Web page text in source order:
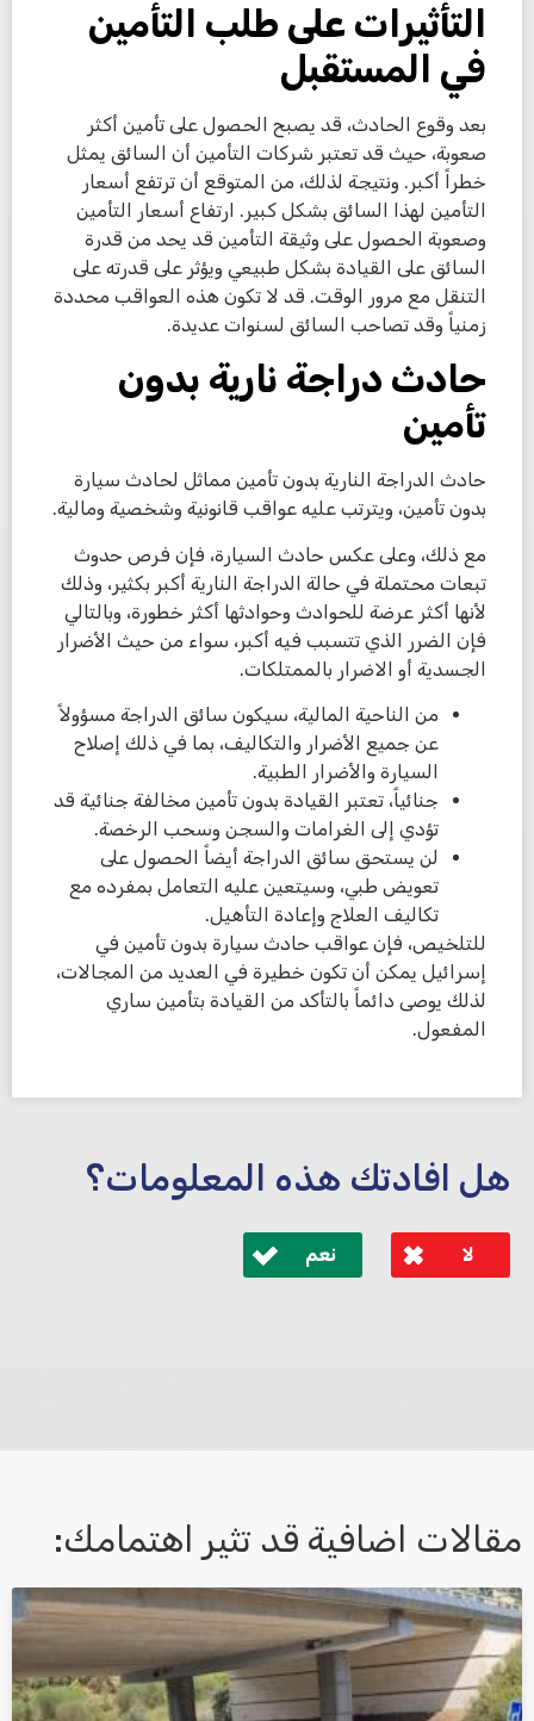
التأثيرات على طلب التأمين
في المستقبل
بعد وقوع الحادث، قد يصبح الحصول على تأمين أكثر
صعوبة، حيث قد تعتبر شركات التأمين أن السائق يمثل
خطراً أكبر. ونتيجة لذلك، من المتوقع أن ترتفع أسعار
التأمين لهذا السائق بشكل كبير. ارتفاع أسعار التأمين
وصعوبة الحصول على وثيقة التأمين قد يحد من قدرة
السائق على القيادة بشكل طبيعي ويؤثر على قدرته على
التنقل مع مرور الوقت. قد لا تكون هذه العواقب محددة
زمنياً وقد تصاحب السائق لسنوات عديدة.
حادث دراجة نارية بدون
تأمين
حادث الدراجة النارية بدون تأمين مماثل لحادث سيارة
بدون تأمين، ويترتب عليه عواقب قانونية وشخصية ومالية.
مع ذلك، وعلى عكس حادث السيارة، فإن فرص حدوث
تبعات محتملة في حالة الدراجة النارية أكبر بكثير، وذلك
لأنها أكثر عرضة للحوادث وحوادثها أكثر خطورة، وبالتالي
فإن الضرر الذي تتسبب فيه أكبر، سواء من حيث الأضرار
الجسدية أو الاضرار بالممتلكات.
من الناحية المالية، سيكون سائق الدراجة مسؤولاً
عن جميع الأضرار والتكاليف، بما في ذلك إصلاح
السيارة والأضرار الطبية.
جنائياً، تعتبر القيادة بدون تأمين مخالفة جنائية قد
تؤدي إلى الغرامات والسجن وسحب الرخصة.
لن يستحق سائق الدراجة أيضاً الحصول على
تعويض طبي، وسيتعين عليه التعامل بمفرده مع
تكاليف العلاج وإعادة التأهيل.
للتلخيص، فإن عواقب حادث سيارة بدون تأمين في
إسرائيل يمكن أن تكون خطيرة في العديد من المجالات،
لذلك يوصى دائماً بالتأكد من القيادة بتأمين ساري
المفعول.
هل افادتك هذه المعلومات؟
لا نعم
אני מאשר/ת קבלת דיוור במייל ושימוש בפרטים בהתאם
למדיניות הפרטיות
مقالات اضافية قد تثير اهتمامك: